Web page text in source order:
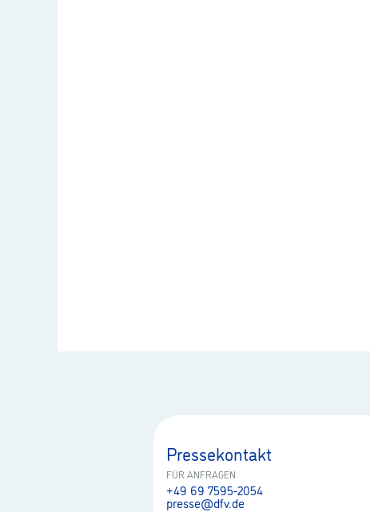
Pressekontakt
FÜR ANFRAGEN
+49 69 7595-2054
presse@dfv.de